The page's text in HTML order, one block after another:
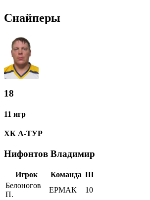
Снайперы
18
11 игр
ХК А-ТУР
Нифонтов Владимир
Игрок Команда Ш
Белоногов
П.
ЕРМАК
10